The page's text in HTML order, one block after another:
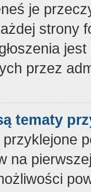
je
strony
przez
tematy
na